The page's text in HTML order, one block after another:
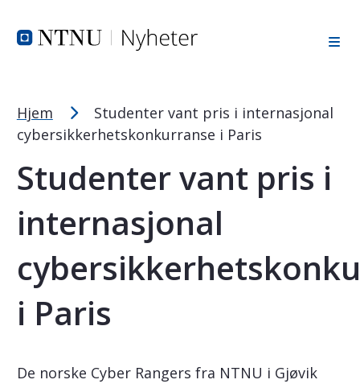
PC: Press ned CTRL og klikk på + (pluss) for å forstørre
Hjem
Studenter vant pris i internasjonal
cybersikkerhetskonkurranse i Paris
Studenter vant pris i
internasjonal
i Paris
De norske Cyber Rangers fra NTNU i Gjøvik